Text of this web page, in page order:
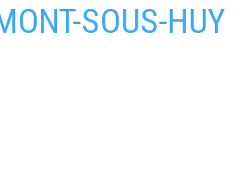
SOUS-HUY